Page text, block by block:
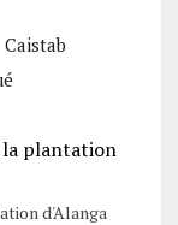
Caistab
d'Alanga